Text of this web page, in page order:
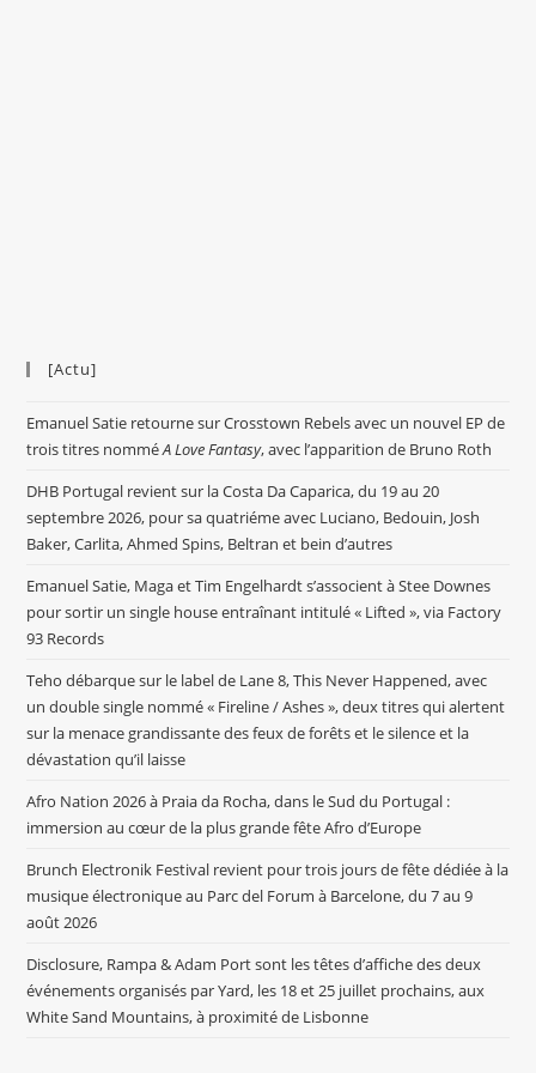
[Actu]
Emanuel Satie retourne sur Crosstown Rebels avec un nouvel EP de
trois titres nomméA Love Fantasy, avec l’apparition de Bruno Roth
DHB Portugal revient sur la Costa Da Caparica, du 19 au 20
septembre 2026, pour sa quatriéme avec Luciano, Bedouin, Josh
Baker, Carlita, Ahmed Spins, Beltran et bein d’autres
Emanuel Satie, Maga et Tim Engelhardt s’associent à Stee Downes
pour sortir un single house entraînant intitulé « Lifted », via Factory
93 Records
Teho débarque sur le label de Lane 8, This Never Happened, avec
un double single nommé « Fireline / Ashes », deux titres qui alertent
sur la menace grandissante des feux de forêts et le silence et la
dévastation qu’il laisse
Afro Nation 2026 à Praia da Rocha, dans le Sud du Portugal :
immersion au cœur de la plus grande fête Afro d’Europe
Brunch Electronik Festival revient pour trois jours de fête dédiée à la
musique électronique au Parc del Forum à Barcelone, du 7 au 9
août 2026
Disclosure, Rampa & Adam Port sont les têtes d’affiche des deux
événements organisés par Yard, les 18 et 25 juillet prochains, aux
White Sand Mountains, à proximité de Lisbonne